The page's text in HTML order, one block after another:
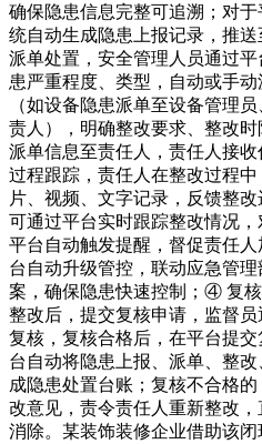
确保隐患信息完整可追溯；对
统自动生成隐患上报记录，推
派单处置，安全管理人员通过
患严重程度、类型，自动或手
（如设备隐患派单至设备管理
责人），明确整改要求、整改
派单信息至责任人，责任人接
过程跟踪，责任人在整改过程
片、视频、文字记录，反馈整
可通过平台实时跟踪整改情况，
平台自动触发提醒，督促责任
台自动升级管控，联动应急管
案，确保隐患快速控制；④ 复
整改后，提交复核申请，监督
复核，复核合格后，在平台提
台自动将隐患上报、派单、整
成隐患处置台账；复核不合格
改意见，责令责任人重新整改
消除。某装饰装修企业借助该